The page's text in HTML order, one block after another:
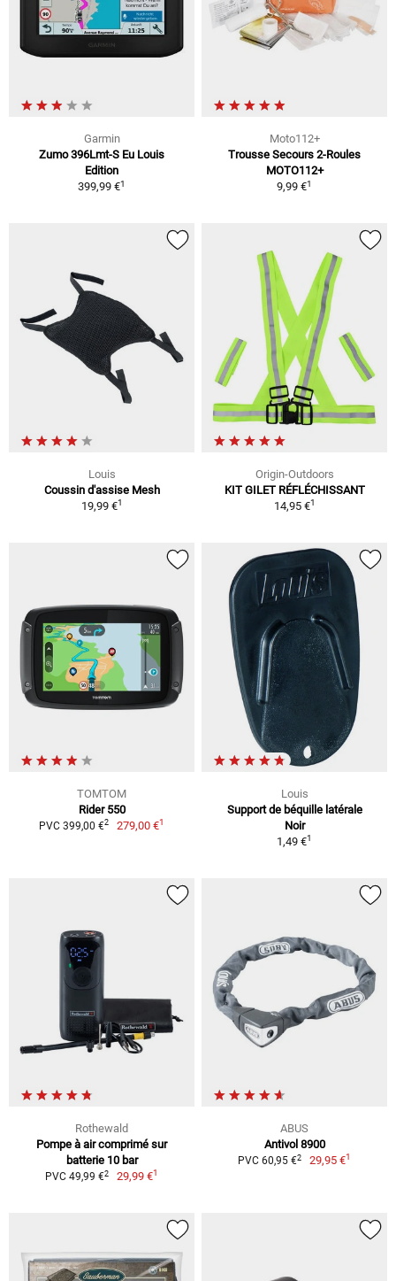
Garmin
Zumo 396Lmt-S Eu Louis
Edition
399,99 €1
Moto112+
Trousse Secours 2-Roules
MOTO112+
9,99 €1
Louis
Coussin d'assise Mesh
19,99 €1
Origin-Outdoors
KIT GILET RÉFLÉCHISSANT
14,95 €1
TOMTOM
Rider 550
PVC 399,00 €2 279,00 €1
Louis
Support de béquille latérale
Noir
1,49 €1
Rothewald
Pompe à air comprimé sur
batterie 10 bar
PVC 49,99 €2 29,99 €1
ABUS
Antivol 8900
PVC 60,95 €2 29,95 €1